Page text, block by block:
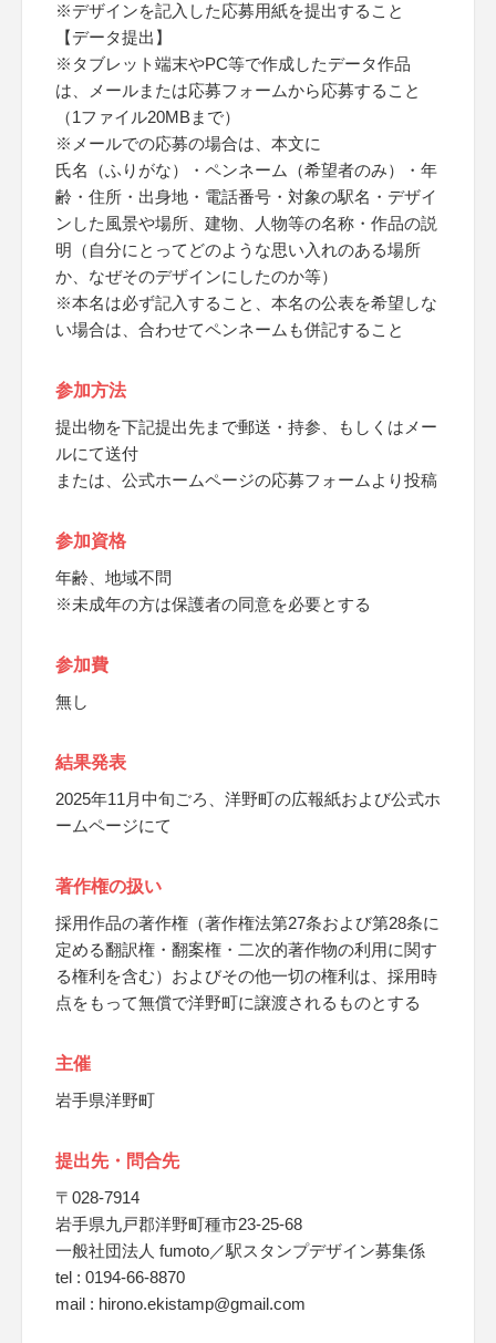
※デザインを記入した応募用紙を提出すること
【データ提出】
※タブレット端末やPC等で作成したデータ作品
は、メールまたは応募フォームから応募すること
（1ファイル20MBまで）
※メールでの応募の場合は、本文に
氏名（ふりがな）・ペンネーム（希望者のみ）・年
齢・住所・出身地・電話番号・対象の駅名・デザイ
ンした風景や場所、建物、人物等の名称・作品の説
明（自分にとってどのような思い入れのある場所
か、なぜそのデザインにしたのか等）
※本名は必ず記入すること、本名の公表を希望しな
い場合は、合わせてペンネームも併記すること
参加方法
提出物を下記提出先まで郵送・持参、もしくはメー
ルにて送付
または、公式ホームページの応募フォームより投稿
参加資格
年齢、地域不問
※未成年の方は保護者の同意を必要とする
参加費
無し
結果発表
2025年11月中旬ごろ、洋野町の広報紙および公式ホ
ームページにて
著作権の扱い
採用作品の著作権（著作権法第27条および第28条に
定める翻訳権・翻案権・二次的著作物の利用に関す
る権利を含む）およびその他一切の権利は、採用時
点をもって無償で洋野町に譲渡されるものとする
主催
岩手県洋野町
提出先・問合先
〒028-7914
岩手県九戸郡洋野町種市23-25-68
一般社団法人 fumoto／駅スタンプデザイン募集係
tel : 0194-66-8870
mail : hirono.ekistamp@gmail.com